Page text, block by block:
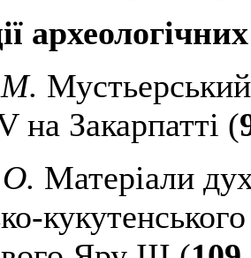
на Закарпатті (
Матеріали